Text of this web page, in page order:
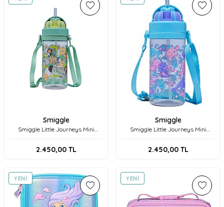
Smiggle
Smiggle Little Journeys Mini
2.450,00TL
Smiggle
Smiggle Little Journeys Mini
2.450,00TL
YENI YENI